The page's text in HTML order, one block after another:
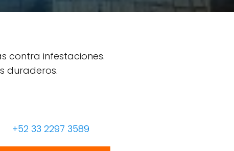
contra infestaciones.
duraderos.
+52 33 2297 3589